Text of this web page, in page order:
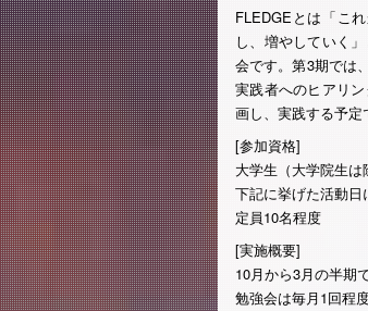
FLEDGEとは「こ
し、増やしていく
会です。第3期では
実践者へのヒアリ
画し、実践する予定
[参加資格]
大学生（大学院生は
下記に挙げた活動日
定員10名程度
[実施概要]
10月から3月の半期
勉強会は毎月1回程